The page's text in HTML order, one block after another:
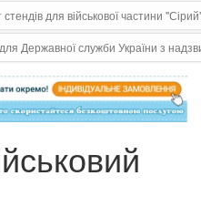
для військової частини
Державної служби України з